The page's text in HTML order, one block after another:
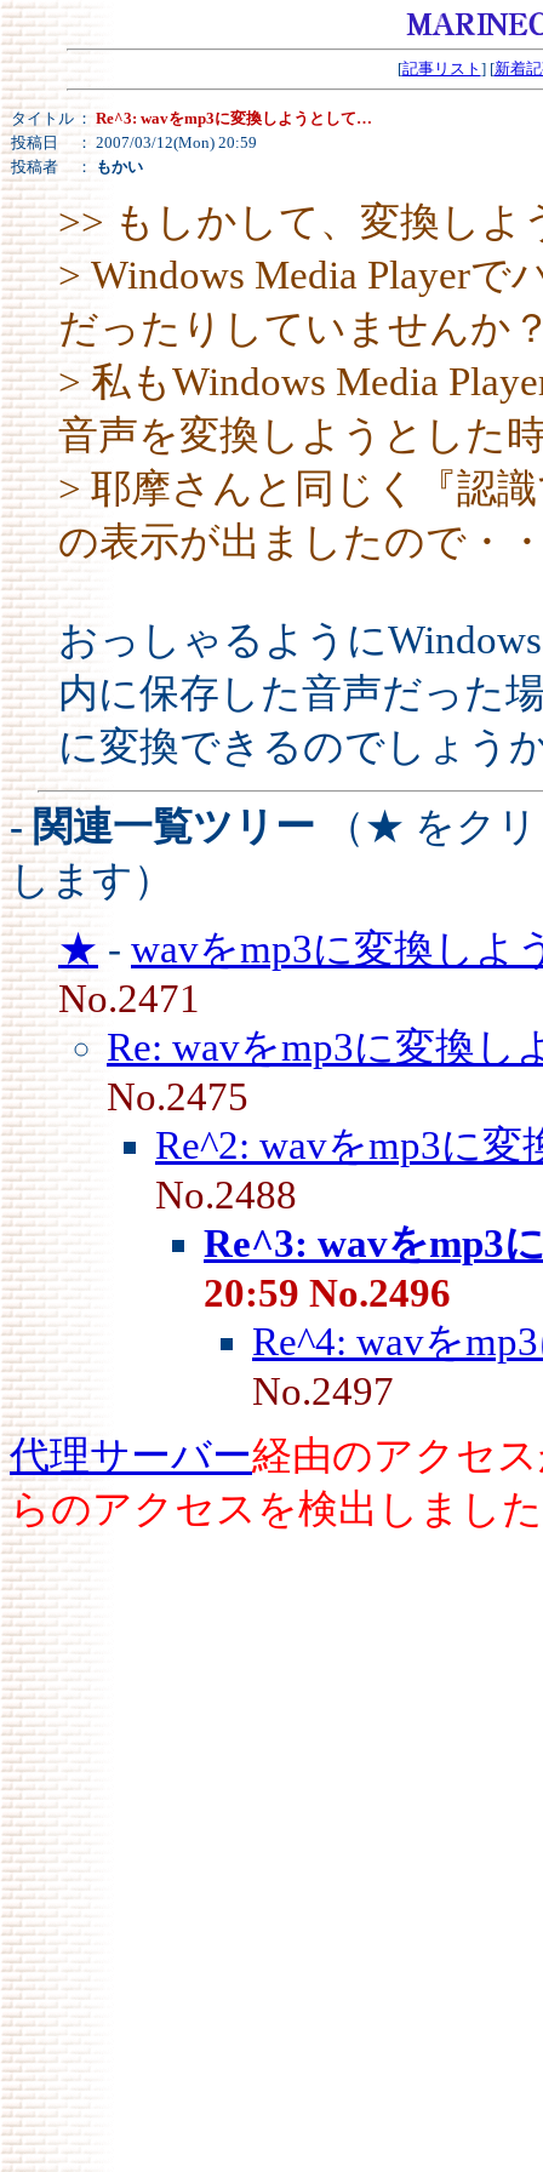
[記事リスト ] [新着
タイトル ： Re^3: wavをmp3に変換しようとして…
投稿日
： 2007/03/12(Mon) 20:59
投稿者
： もかい
>> もしかして、変換しよ
> Windows Media Player
だったりしていませんか
> 私もWindows Media
音声を変換しようとした
> 耶摩さんと同じく『認
の表示が出ましたので・
おっしゃるように
内に保存した音声だった
に変換できるのでしょう
- 関連一覧ツリー （★ をク
します）
★ - wavをmp3に変換し
No.2471
Re: wavをmp3に変換し
No.2475
Re^2: wavをmp3に
No.2488
Re^3: wavをmp3
20:59 No.2496
Re^4: wavを
No.2497
代理サーバー経由のアクセ
らのアクセスを検出しまし